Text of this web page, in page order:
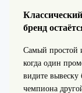
бренд
Самый простой
когда один
видите
чемпиона